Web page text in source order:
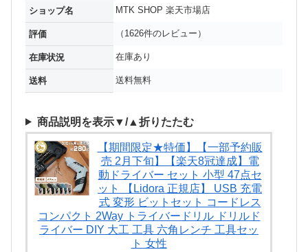
ショップ名 MTK SHOP 楽天市場店
評価 （1626件のレビュー）
在庫状況 在庫あり
送料 送料無料
商品説明を表示▼/▲折りたたむ
【期間限定★特価】【一部予約販
売 2月下旬】【楽天8冠達成】電
動ドライバー セット 小型 47点セ
ット 【Lidora 正規店】 USB 充電
式 変形 ビットセット コードレス
コンパクト 2Way トライバードリル ドリルド
ライバー DIY 大工 工具 六角レンチ 工具セッ
ト 女性